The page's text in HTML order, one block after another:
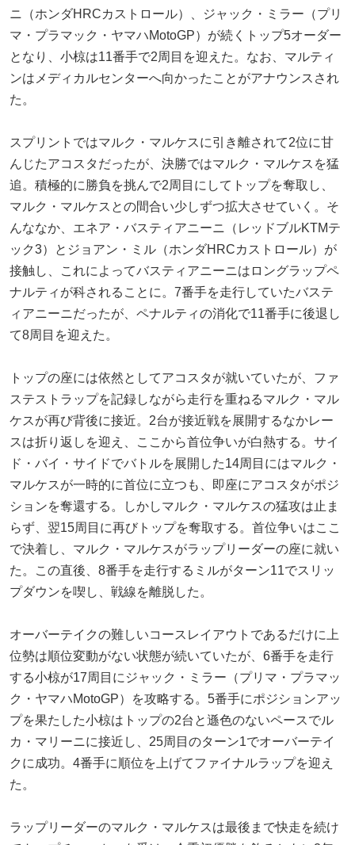
ニ（ホンダHRCカストロール）、ジャック・ミラー（プリ
マ・プラマック・ヤマハMotoGP）が続くトップ5オーダー
となり、小椋は11番手で2周目を迎えた。なお、マルティ
ンはメディカルセンターへ向かったことがアナウンスされ
た。
スプリントではマルク・マルケスに引き離されて2位に甘
んじたアコスタだったが、決勝ではマルク・マルケスを猛
追。積極的に勝負を挑んで2周目にしてトップを奪取し、
マルク・マルケスとの間合い少しずつ拡大させていく。そ
んななか、エネア・バスティアニーニ（レッドブルKTMテ
ック3）とジョアン・ミル（ホンダHRCカストロール）が
接触し、これによってバスティアニーニはロングラップペ
ナルティが科されることに。7番手を走行していたバステ
ィアニーニだったが、ペナルティの消化で11番手に後退し
て8周目を迎えた。
トップの座には依然としてアコスタが就いていたが、ファ
ステストラップを記録しながら走行を重ねるマルク・マル
ケスが再び背後に接近。2台が接近戦を展開するなかレー
スは折り返しを迎え、ここから首位争いが白熱する。サイ
ド・バイ・サイドでバトルを展開した14周目にはマルク・
マルケスが一時的に首位に立つも、即座にアコスタがポジ
ションを奪還する。しかしマルク・マルケスの猛攻は止ま
らず、翌15周目に再びトップを奪取する。首位争いはここ
で決着し、マルク・マルケスがラップリーダーの座に就い
た。この直後、8番手を走行するミルがターン11でスリッ
プダウンを喫し、戦線を離脱した。
オーバーテイクの難しいコースレイアウトであるだけに上
位勢は順位変動がない状態が続いていたが、6番手を走行
する小椋が17周目にジャック・ミラー（プリマ・プラマッ
ク・ヤマハMotoGP）を攻略する。5番手にポジションアッ
プを果たした小椋はトップの2台と遜色のないペースでル
カ・マリーニに接近し、25周目のターン1でオーバーテイ
クに成功。4番手に順位を上げてファイナルラップを迎え
た。
ラップリーダーのマルク・マルケスは最後まで快走を続け